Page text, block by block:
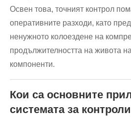
Освен това, точният контрол
оперативните разходи, като
ненужното колоездене на
продължителността на живота
компоненти.
Кои са основните
системата за